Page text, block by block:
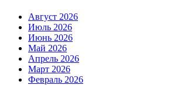
Август 2026
Июль 2026
Июнь 2026
Май 2026
Апрель 2026
Март 2026
Февраль 2026